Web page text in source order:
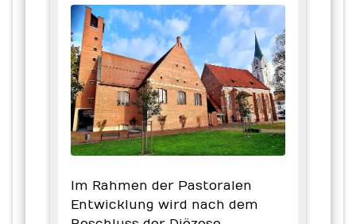
Im Rahmen der Pastoralen
Entwicklung wird nach dem